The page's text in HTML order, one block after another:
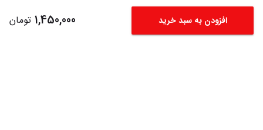
افزودن به سبد خرید 1,450,000 تومان